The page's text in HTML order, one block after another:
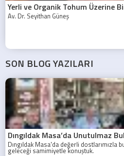
Yerli ve Organik Tohum Üzerine
Av. Dr. Seyithan Güneş
SON BLOG YAZILARI
Dıngıldak Masa’da Unutulmaz
Dıngıldak Masa'da değerli dostlarımızla
geleceği samimiyetle konuştuk.